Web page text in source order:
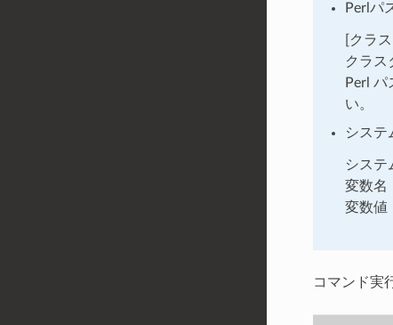
Perlパ
[クラ
クラス
Perl パ
い。
システ
システ
変数名
変数値
コマンド実